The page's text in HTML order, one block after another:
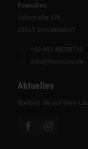
FewoOne
Lohstraße 176
23617 Stockelsdorf
+49 451 88036710
info@fewoone.de
Aktuelles
Bleiben Sie auf dem